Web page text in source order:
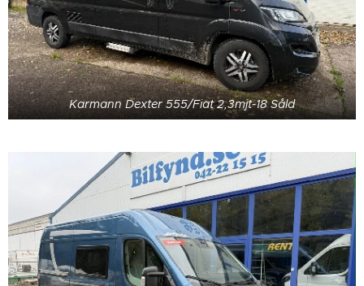
Karmann Dexter 555/Fiat 2,3mjt-18 Såld